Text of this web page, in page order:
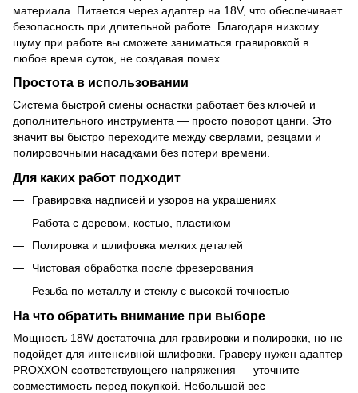
материала. Питается через адаптер на 18V, что обеспечивает
безопасность при длительной работе. Благодаря низкому
шуму при работе вы сможете заниматься гравировкой в
любое время суток, не создавая помех.
Простота в использовании
Система быстрой смены оснастки работает без ключей и
дополнительного инструмента — просто поворот цанги. Это
значит вы быстро переходите между сверлами, резцами и
полировочными насадками без потери времени.
Для каких работ подходит
Гравировка надписей и узоров на украшениях
Работа с деревом, костью, пластиком
Полировка и шлифовка мелких деталей
Чистовая обработка после фрезерования
Резьба по металлу и стеклу с высокой точностью
На что обратить внимание при выборе
Мощность 18W достаточна для гравировки и полировки, но не
подойдет для интенсивной шлифовки. Граверу нужен адаптер
PROXXON соответствующего напряжения — уточните
совместимость перед покупкой. Небольшой вес —